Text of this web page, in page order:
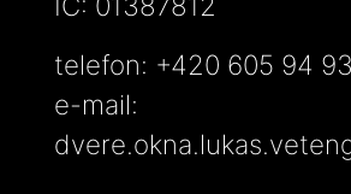
telefon: +420 605 94
e-mail: